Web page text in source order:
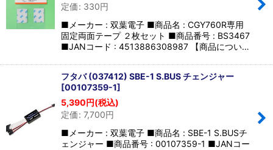
定価: 330円
■メーカー : 双葉電子 ■商品名 : CGY760R専用
固定両面テープ ２枚セット ■商品番号 : BS3467
■JANコード : 4513886308987 【商品につい…
フタバ (037412) SBE-1 S.BUS チェンジャー
[00107359-1]
5,390円(税込)
定価: 7,700円
■メーカー : 双葉電子 ■商品名 : SBE-1 S.BUSチ
ェンジャー ■商品番号 : 00107359-1 ■JANコー